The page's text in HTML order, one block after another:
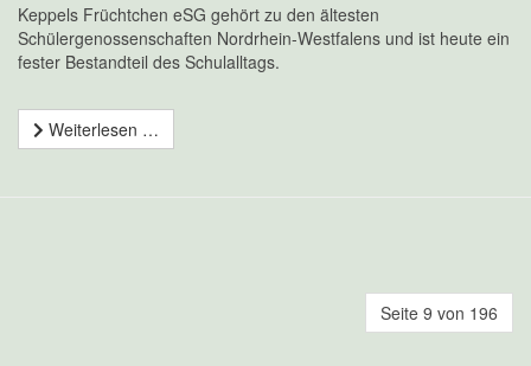
Keppels Früchtchen eSG gehört zu den ältesten
Schülergenossenschaften Nordrhein-Westfalens und ist heute ein
fester Bestandteil des Schulalltags.
Weiterlesen …
Seite 9 von 196